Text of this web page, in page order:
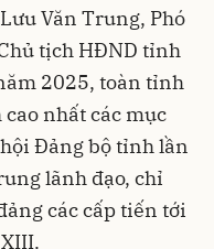
Văn Trung, Phó
tịch HĐND tỉnh
2025, toàn tỉnh
nhất các mục
Đảng bộ tỉnh lần
lãnh đạo, chỉ
các cấp tiến tới